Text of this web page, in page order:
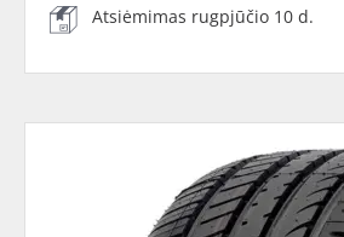
Atsiėmimas rugpjūčio 10 d.